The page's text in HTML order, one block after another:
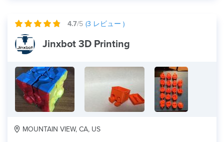
4.7/5 (3 レビュー )
Jinxbot 3D Printing
MOUNTAIN VIEW, CA, US